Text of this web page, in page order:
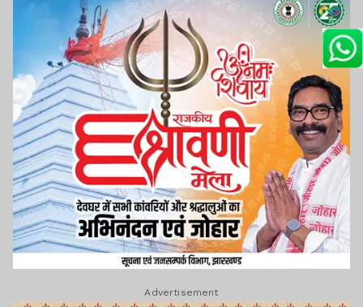
Advertisement